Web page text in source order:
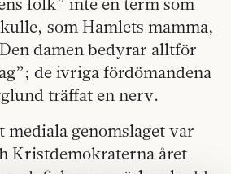
som Hamlets mamma,
damen bedyrar alltför
de ivriga fördömandena
träffat en nerv.
mediala genomslaget var
Kristdemokraterna året